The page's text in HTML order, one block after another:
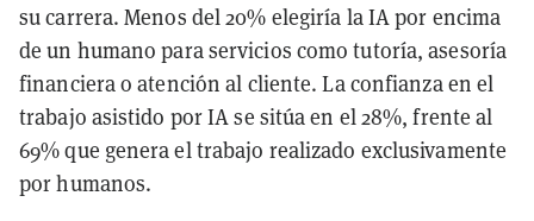
su carrera. Menos del 20% elegiría la IA por encima
de un humano para servicios como tutoría, asesoría
financiera o atención al cliente. La confianza en el
trabajo asistido por IA se sitúa en el 28%, frente al
69% que genera el trabajo realizado exclusivamente
por humanos.